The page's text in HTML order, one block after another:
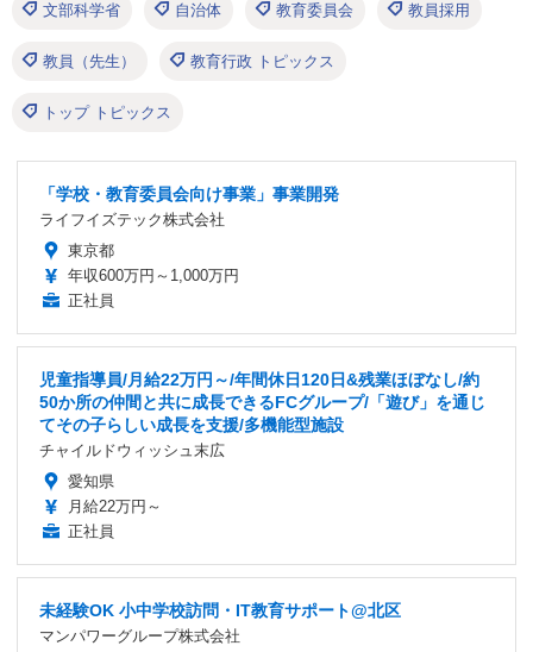
文部科学省 自治体 教育委員会 教員採用
教員（先生） 教育行政 トピックス
トップ トピックス
「学校・教育委員会向け事業」事業開発
ライフイズテック株式会社
東京都
年収600万円～1,000万円
正社員
児童指導員/月給22万円～/年間休日120日&残業ほぼなし/約
50か所の仲間と共に成長できるFCグループ/「遊び」を通じ
てその子らしい成長を支援/多機能型施設
チャイルドウィッシュ末広
愛知県
月給22万円～
正社員
未経験OK 小中学校訪問・IT教育サポート@北区
マンパワーグループ株式会社